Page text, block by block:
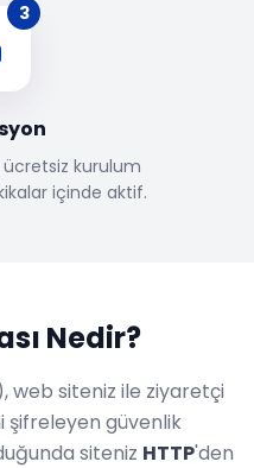
3
ücretsiz kurulum
içinde aktif.
Nedir?
web siteniz ile ziyaretçi
şifreleyen güvenlik
siteniz HTTP'den